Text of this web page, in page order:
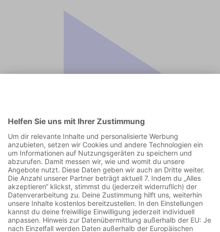
Jetzt in der App abspielen